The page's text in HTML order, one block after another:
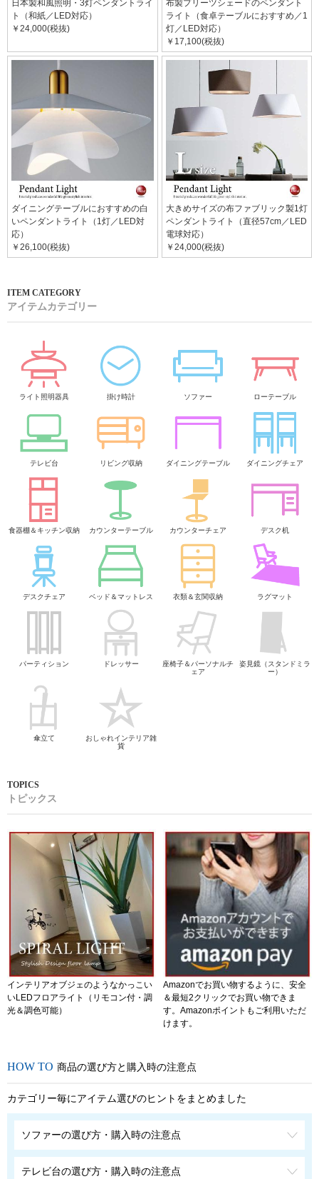
日本製和風照明・3灯ペンダントライ
ト（和紙／LED対応）
￥24,000(税抜)
布製プリーツシェードのペンダント
ライト（食卓テーブルにおすすめ／1
灯／LED対応）
￥17,100(税抜)
ダイニングテーブルにおすすめの白
いペンダントライト（1灯／LED対
応）
￥26,100(税抜)
大きめサイズの布ファブリック製1灯
ペンダントライト（直径57cm／LED
電球対応）
￥24,000(税抜)
アイテムカテゴリー
ライト照明器具 掛け時計 ソファー ローテーブル
テレビ台 リビング収納 ダイニングテーブル ダイニングチェア
食器棚＆キッチン収納 カウンターテーブル カウンターチェア デスク机
デスクチェア ベッド＆マットレス 衣類＆玄関収納 ラグマット
パーティション ドレッサー
座椅子＆パーソナルチ
ェア
姿見鏡（スタンドミラ
ー）
傘立て
おしゃれインテリア雑
貨
トピックス
インテリアオブジェのようなかっこい
いLEDフロアライト（リモコン付・調
光＆調色可能）
Amazonでお買い物するように、安全
＆最短2クリックでお買い物できま
す。Amazonポイントもご利用いただ
けます。
商品の選び方と購入時の注意点
カテゴリー毎にアイテム選びのヒントをまとめました
ソファーの選び方・購入時の注意点
テレビ台の選び方・購入時の注意点